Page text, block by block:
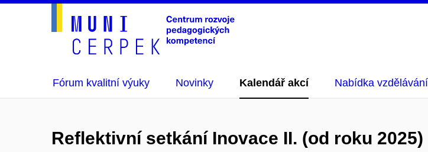
Fórum kvalitní výuky Novinky Kalendář akcí Nabídka vzdělávání
Reflektivní setkání Inovace II. (od roku 2025)